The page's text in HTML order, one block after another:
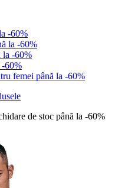
-60%
la -60%
la -60%
-60%
femei până la -60%
de stoc până la -60%